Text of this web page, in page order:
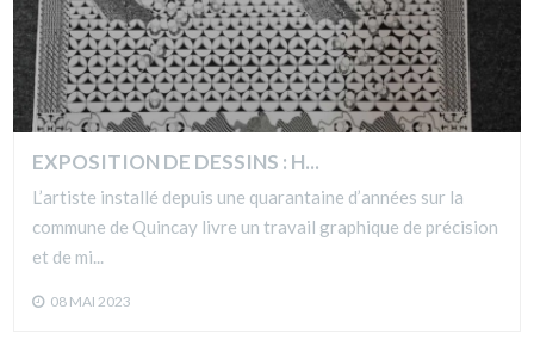
EXPOSITION DE DESSINS : H...
L’artiste installé depuis une quarantaine d’années sur la
commune de Quincay livre un travail graphique de précision
et de mi...
08 MAI 2023